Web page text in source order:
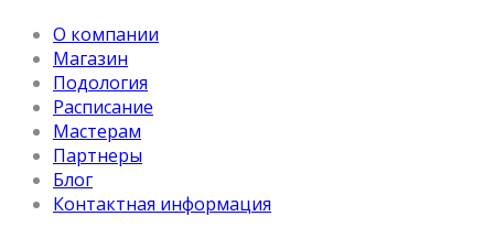
О компании
Магазин
Подология
Расписание
Мастерам
Партнеры
Блог
Контактная информация